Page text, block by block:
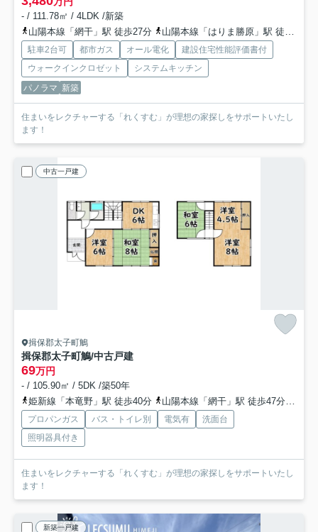
- / 111.78㎡ / 4LDK /新築
山陽本線「網干」駅 徒歩27分
山陽本線「はりま勝原」駅 徒歩59分
駐車2台可 都市ガス オール電化
建設住宅性能評価書付
ウォークインクロゼット
システムキッチン
パノラマ 新築
住まいをレクチャーする「れくすむ」が理想の家探しをサポートいたし
ます！
中古一戸建
揖保郡太子町鵤
揖保郡太子町鵤/中古戸建
69万円
- / 105.90㎡ / 5DK /築50年
姫新線「本竜野」駅 徒歩40分
山陽本線「網干」駅 徒歩47分
プロパンガス バス・トイレ別 電気有
洗面台
照明器具付き
住まいをレクチャーする「れくすむ」が理想の家探しをサポートいたし
ます！
新築一戸建